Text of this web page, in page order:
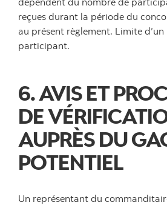
reçues durant la période du
au présent règlement. Limite
participant.
6. AVIS ET
DE
AUPRÈS DU
POTENTIEL
Un représentant du